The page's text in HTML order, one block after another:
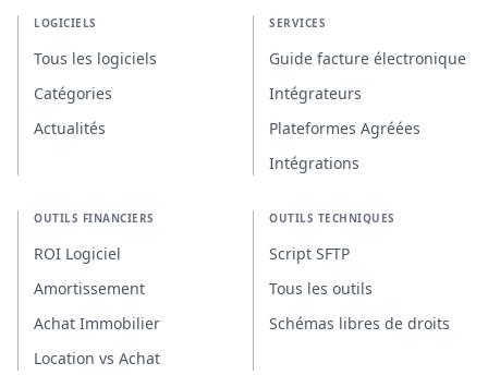
LOGICIELS
Tous les logiciels
Catégories
Actualités
SERVICES
Guide facture électronique
Intégrateurs
Plateformes Agréées
Intégrations
OUTILS FINANCIERS
ROI Logiciel
Amortissement
Achat Immobilier
Location vs Achat
OUTILS TECHNIQUES
Script SFTP
Tous les outils
Schémas libres de droits